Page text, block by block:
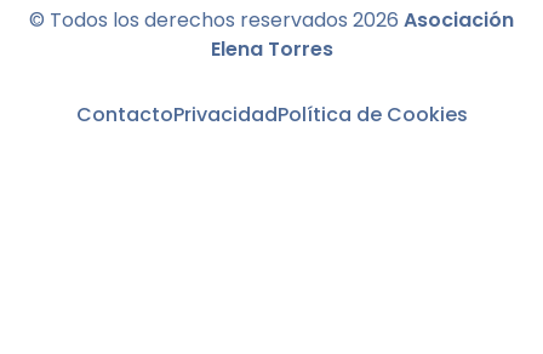
© Todos los derechos reservados 2026 Asociación
Elena Torres
ContactoPrivacidadPolítica de Cookies